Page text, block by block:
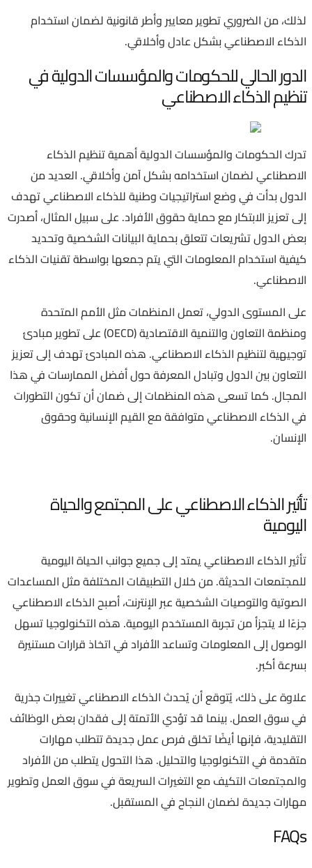
لذلك، من الضروري تطوير معايير وأطر قانونية لضمان استخدام
الذكاء الاصطناعي بشكل عادل وأخلاقي.
الدور الحالي للحكومات والمؤسسات الدولية في
تنظيم الذكاء الاصطناعي
تدرك الحكومات والمؤسسات الدولية أهمية تنظيم الذكاء
الاصطناعي لضمان استخدامه بشكل آمن وأخلاقي. العديد من
الدول بدأت في وضع استراتيجيات وطنية للذكاء الاصطناعي تهدف
إلى تعزيز الابتكار مع حماية حقوق الأفراد. على سبيل المثال، أصدرت
بعض الدول تشريعات تتعلق بحماية البيانات الشخصية وتحديد
كيفية استخدام المعلومات التي يتم جمعها بواسطة تقنيات الذكاء
الاصطناعي.
على المستوى الدولي، تعمل المنظمات مثل الأمم المتحدة
ومنظمة التعاون والتنمية الاقتصادية (OECD) على تطوير مبادئ
توجيهية لتنظيم الذكاء الاصطناعي. هذه المبادئ تهدف إلى تعزيز
التعاون بين الدول وتبادل المعرفة حول أفضل الممارسات في هذا
المجال. كما تسعى هذه المنظمات إلى ضمان أن تكون التطورات
في الذكاء الاصطناعي متوافقة مع القيم الإنسانية وحقوق
الإنسان.
تأثير الذكاء الاصطناعي على المجتمع والحياة
اليومية
تأثير الذكاء الاصطناعي يمتد إلى جميع جوانب الحياة اليومية
للمجتمعات الحديثة. من خلال التطبيقات المختلفة مثل المساعدات
الصوتية والتوصيات الشخصية عبر الإنترنت، أصبح الذكاء الاصطناعي
جزءًا لا يتجزأ من تجربة المستخدم اليومية. هذه التكنولوجيا تسهل
الوصول إلى المعلومات وتساعد الأفراد في اتخاذ قرارات مستنيرة
بسرعة أكبر.
علاوة على ذلك، يُتوقع أن يُحدث الذكاء الاصطناعي تغييرات جذرية
في سوق العمل. بينما قد تؤدي الأتمتة إلى فقدان بعض الوظائف
التقليدية، فإنها أيضًا تخلق فرص عمل جديدة تتطلب مهارات
متقدمة في التكنولوجيا والتحليل. هذا التحول يتطلب من الأفراد
والمجتمعات التكيف مع التغيرات السريعة في سوق العمل وتطوير
مهارات جديدة لضمان النجاح في المستقبل.
FAQs